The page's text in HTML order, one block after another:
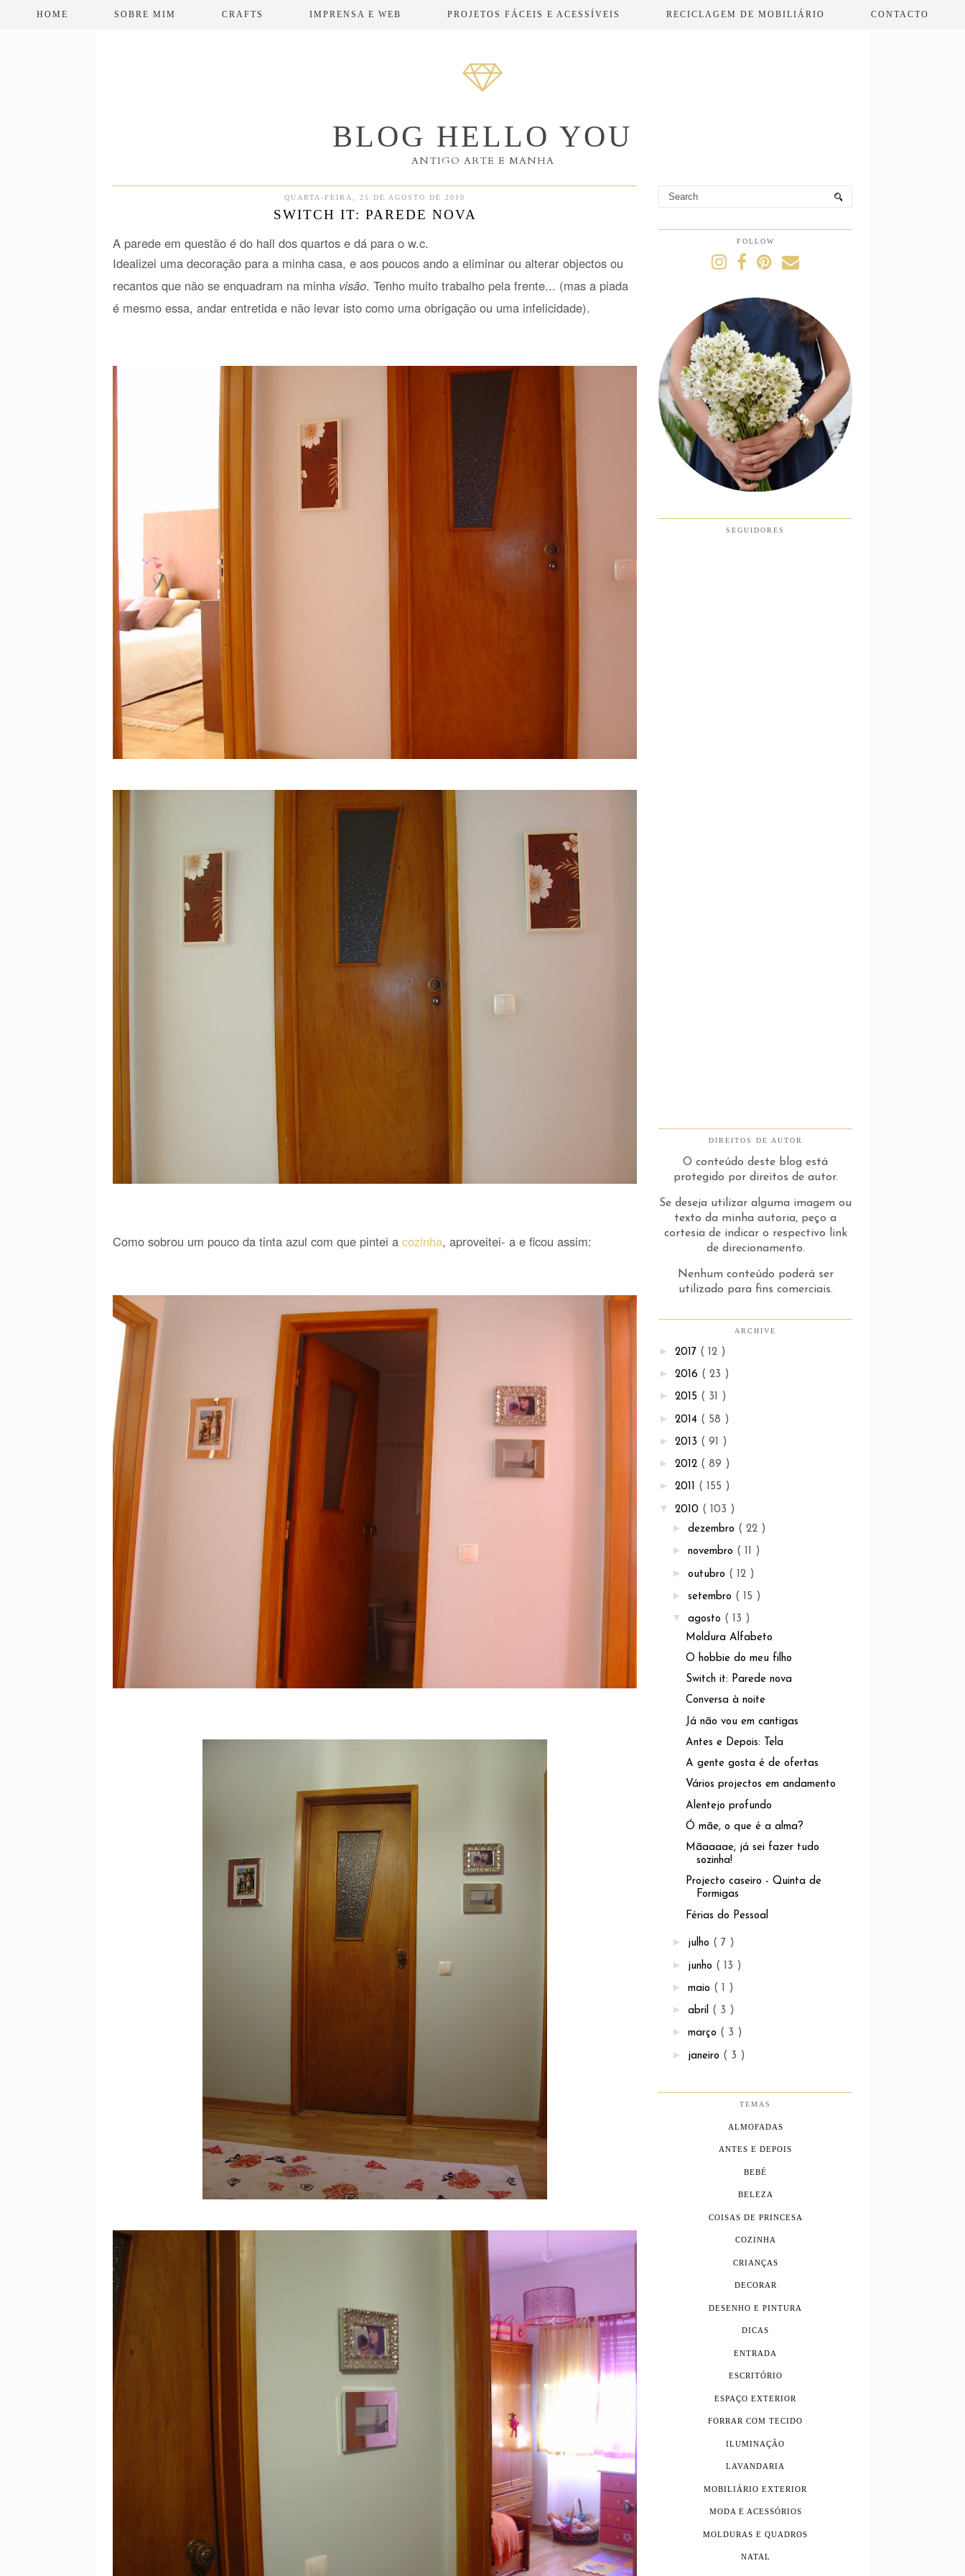
HOME SOBRE MIM CRAFTS IMPRENSA E WEB PROJETOS FÁCEIS E ACESSÍVEIS RECICLAGEM DE MOBILIÁRIO CONTACTO
BLOG HELLO YOU
ANTIGO ARTE E MANHA
QUARTA-FEIRA, 25 DE AGOSTO DE 2010
SWITCH IT: PAREDE NOVA
A parede em questão é do hall dos quartos e dá para o w.c.
Idealizei uma decoração para a minha casa, e aos poucos ando a eliminar ou alterar objectos ou
recantos que não se enquadram na minha visão. Tenho muito trabalho pela frente... (mas a piada
é mesmo essa, andar entretida e não levar isto como uma obrigação ou uma infelicidade).
Como sobrou um pouco da tinta azul com que pintei a cozinha, aproveitei- a e ficou assim:
FOLLOW
SEGUIDORES
DIREITOS DE AUTOR
O conteúdo deste blog está
protegido por direitos de autor.
Se deseja utilizar alguma imagem ou
texto da minha autoria, peço a
cortesia de indicar o respectivo link
de direcionamento.
Nenhum conteúdo poderá ser
utilizado para fins comerciais.
ARCHIVE
► 2017 ( 12 )
► 2016 ( 23 )
► 2015 ( 31 )
► 2014 ( 58 )
► 2013 ( 91 )
► 2012 ( 89 )
► 2011 ( 155 )
▼ 2010 ( 103 )
► dezembro ( 22 )
► novembro ( 11 )
► outubro ( 12 )
► setembro ( 15 )
▼ agosto ( 13 )
Moldura Alfabeto
O hobbie do meu filho
Switch it: Parede nova
Conversa à noite
Já não vou em cantigas
Antes e Depois: Tela
A gente gosta é de ofertas
Vários projectos em andamento
Alentejo profundo
Ó mãe, o que é a alma?
Mãaaaae, já sei fazer tudo
sozinha!
Projecto caseiro - Quinta de
Formigas
Férias do Pessoal
► julho ( 7 )
► junho ( 13 )
► maio ( 1 )
► abril ( 3 )
► março ( 3 )
► janeiro ( 3 )
TEMAS
ALMOFADAS
ANTES E DEPOIS
BEBÉ
BELEZA
COISAS DE PRINCESA
COZINHA
CRIANÇAS
DECORAR
DESENHO E PINTURA
DICAS
ENTRADA
ESCRITÓRIO
ESPAÇO EXTERIOR
FORRAR COM TECIDO
ILUMINAÇÃO
LAVANDARIA
MOBILIÁRIO EXTERIOR
MODA E ACESSÓRIOS
MOLDURAS E QUADROS
NATAL